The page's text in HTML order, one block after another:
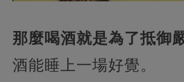
那麼喝酒就是為了抵御
酒能睡上一場好覺。